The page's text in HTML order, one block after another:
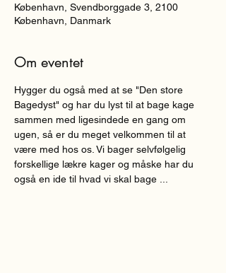
København, Svendborggade 3, 2100
København, Danmark
Om eventet
Hygger du også med at se "Den store
Bagedyst" og har du lyst til at bage kage
sammen med ligesindede en gang om
ugen, så er du meget velkommen til at
være med hos os. Vi bager selvfølgelig
forskellige lækre kager og måske har du
også en ide til hvad vi skal bage ...